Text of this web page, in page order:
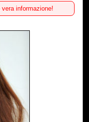
informazione!